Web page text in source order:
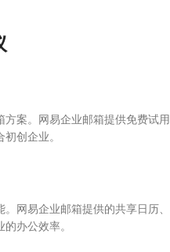
案。网易企业邮箱提供免费试用
创企业。
网易企业邮箱提供的共享日历、
办公效率。